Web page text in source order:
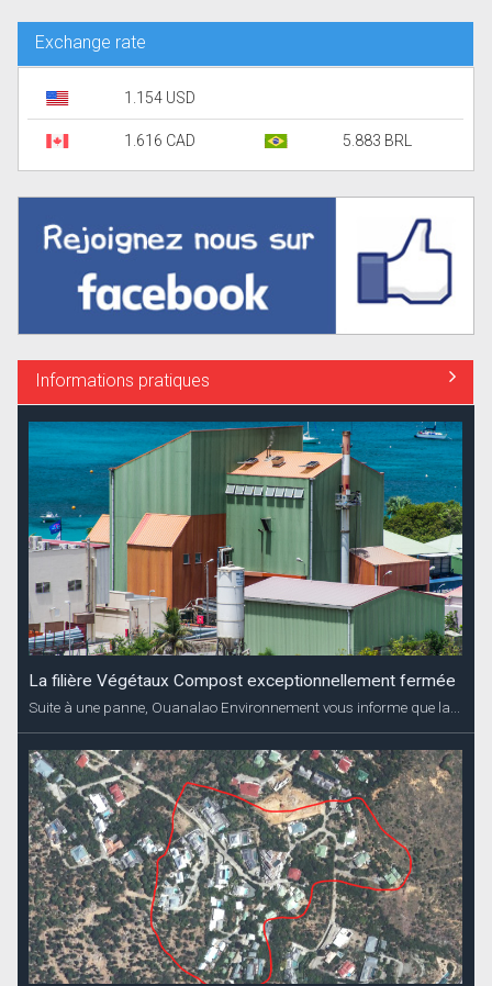
Exchange rate
1.154 USD
1.616 CAD 5.883 BRL
Informations pratiques
La filière Végétaux Compost exceptionnellement fermée
Suite à une panne, Ouanalao Environnement vous informe que la...